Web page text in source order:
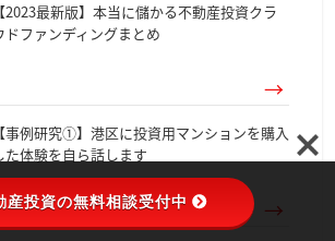
【2023最新版】本当に儲かる不動産投資クラ
ドファンディングまとめ
【事例研究①】港区に投資用マンションを購入
た体験を自ら話します
産投資の無料相談受付中